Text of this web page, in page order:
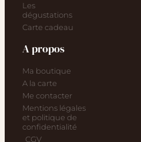
Les
dégustations
Carte cadeau
A propos
Ma boutique
A la carte
Me contacter
Mentions légales
et politique de
confidentialité
CGV